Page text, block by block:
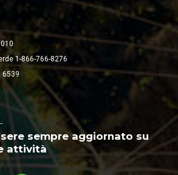
1-866-766-8276
6539
sempre aggiornato su
attività